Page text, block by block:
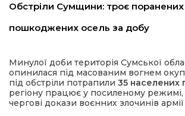
Обстріли Сумщини: троє поранених
пошкоджених осель за добу
Минулої доби територія Сумської
опинилася під масованим вогнем
під обстріли потрапили 35 населених
регіону працює у посиленому режимі,
чергові докази воєнних злочинів